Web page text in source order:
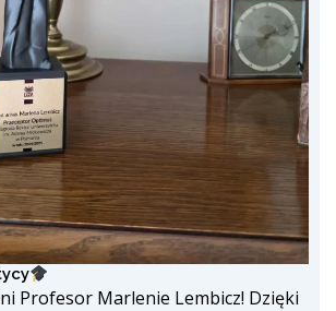
Profesor Marlenie Lembicz! Dzięki